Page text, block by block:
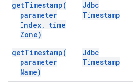
getTimestamp(
parameter
Index,
time
Zone)
Jdbc
Timestamp
getTimestamp(
parameter
Name)
Jdbc
Timestamp